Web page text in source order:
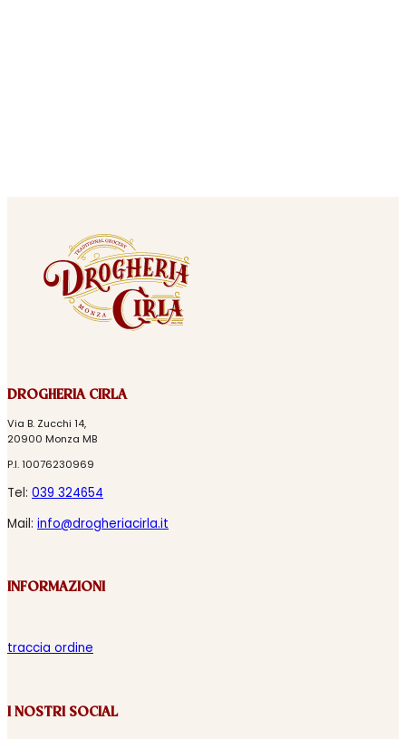
DROGHERIA CIRLA
Via B. Zucchi 14,
20900 Monza MB
P.I. 10076230969
Tel: 039 324654
Mail: info@drogheriacirla.it
INFORMAZIONI
traccia ordine
I NOSTRI SOCIAL